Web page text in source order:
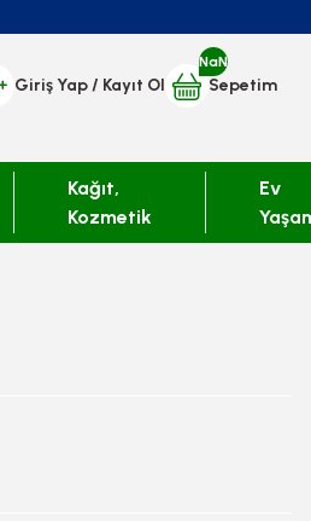
Giriş Yap/ Kayıt Ol
NaN
Sepetim
Kağıt,
Kozmetik
Ev